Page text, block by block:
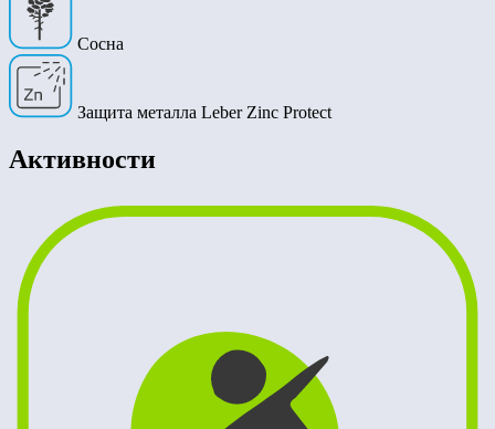
Сосна
Защита металла Leber Zinc Protect
Активности